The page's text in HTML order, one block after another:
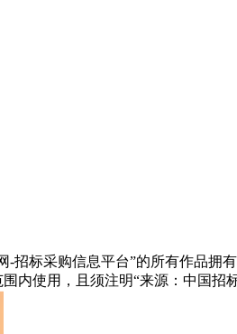
-招标采购信息平台”的所有作品
内使用，且须注明“来源：中国招